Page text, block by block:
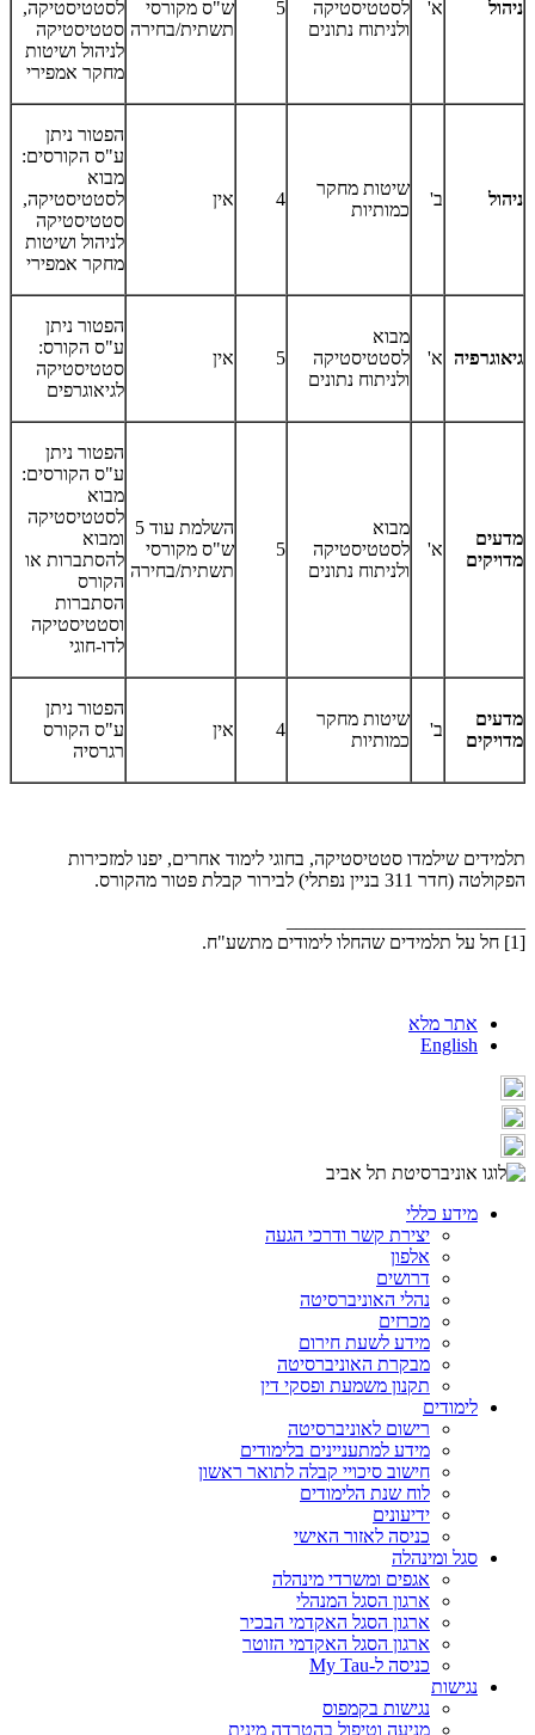
ניהול א'
לסטטיסטיקה
ולניתוח נתונים
5
ש"ס מקורסי
תשתית/בחירה
לסטטיסטיקה,
סטטיסטיקה
לניהול ושיטות
מחקר אמפירי
ניהול ב'
שיטות מחקר
כמותיות
4 אין
הפטור ניתן
ע"ס הקורסים:
מבוא
לסטטיסטיקה,
סטטיסטיקה
לניהול ושיטות
מחקר אמפירי
גיאוגרפיה א'
מבוא
לסטטיסטיקה
ולניתוח נתונים
5 אין
הפטור ניתן
ע"ס הקורס:
סטטיסטיקה
לגיאוגרפים
מדעים
מדויקים
א'
מבוא
לסטטיסטיקה
ולניתוח נתונים
5
השלמת עוד 5
ש"ס מקורסי
תשתית/בחירה
הפטור ניתן
ע"ס הקורסים:
מבוא
לסטטיסטיקה
ומבוא
להסתברות או
הקורס
הסתברות
וסטטיסטיקה
לדו-חוגי
מדעים
מדויקים
ב'
שיטות מחקר
כמותיות
4 אין
הפטור ניתן
ע"ס הקורס
רגרסיה
תלמידים שילמדו סטטיסטיקה, בחוגי לימוד אחרים, יפנו למזכירות
הפקולטה (חדר 311 בניין נפתלי) לבירור קבלת פטור מהקורס.
​[1] חל על תלמידים שהחלו לימודים מתשע"ח.
אתר מלא
English
מידע כללי
יצירת קשר ודרכי הגעה
אלפון
דרושים
נהלי האוניברסיטה
מכרזים
מידע לשעת חירום
מבקרת האוניברסיטה
תקנון משמעת ופסקי דין
לימודים
רישום לאוניברסיטה
מידע למתעניינים בלימודים
חישוב סיכויי קבלה לתואר ראשון
לוח שנת הלימודים
ידיעונים
כניסה לאזור האישי
סגל ומינהלה
אגפים ומשרדי מינהלה
ארגון הסגל המנהלי
ארגון הסגל האקדמי הבכיר
ארגון הסגל האקדמי הזוטר
כניסה ל-My Tau
נגישות
נגישות בקמפוס
מניעה וטיפול בהטרדה מינית